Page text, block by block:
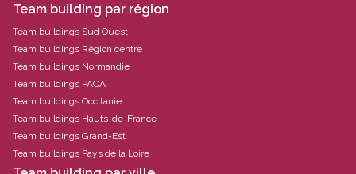
Team building par région
Team buildings Sud Ouest
Team buildings Région centre
Team buildings Normandie
Team buildings PACA
Team buildings Occitanie
Team buildings Hauts-de-France
Team buildings Grand-Est
Team buildings Pays de la Loire